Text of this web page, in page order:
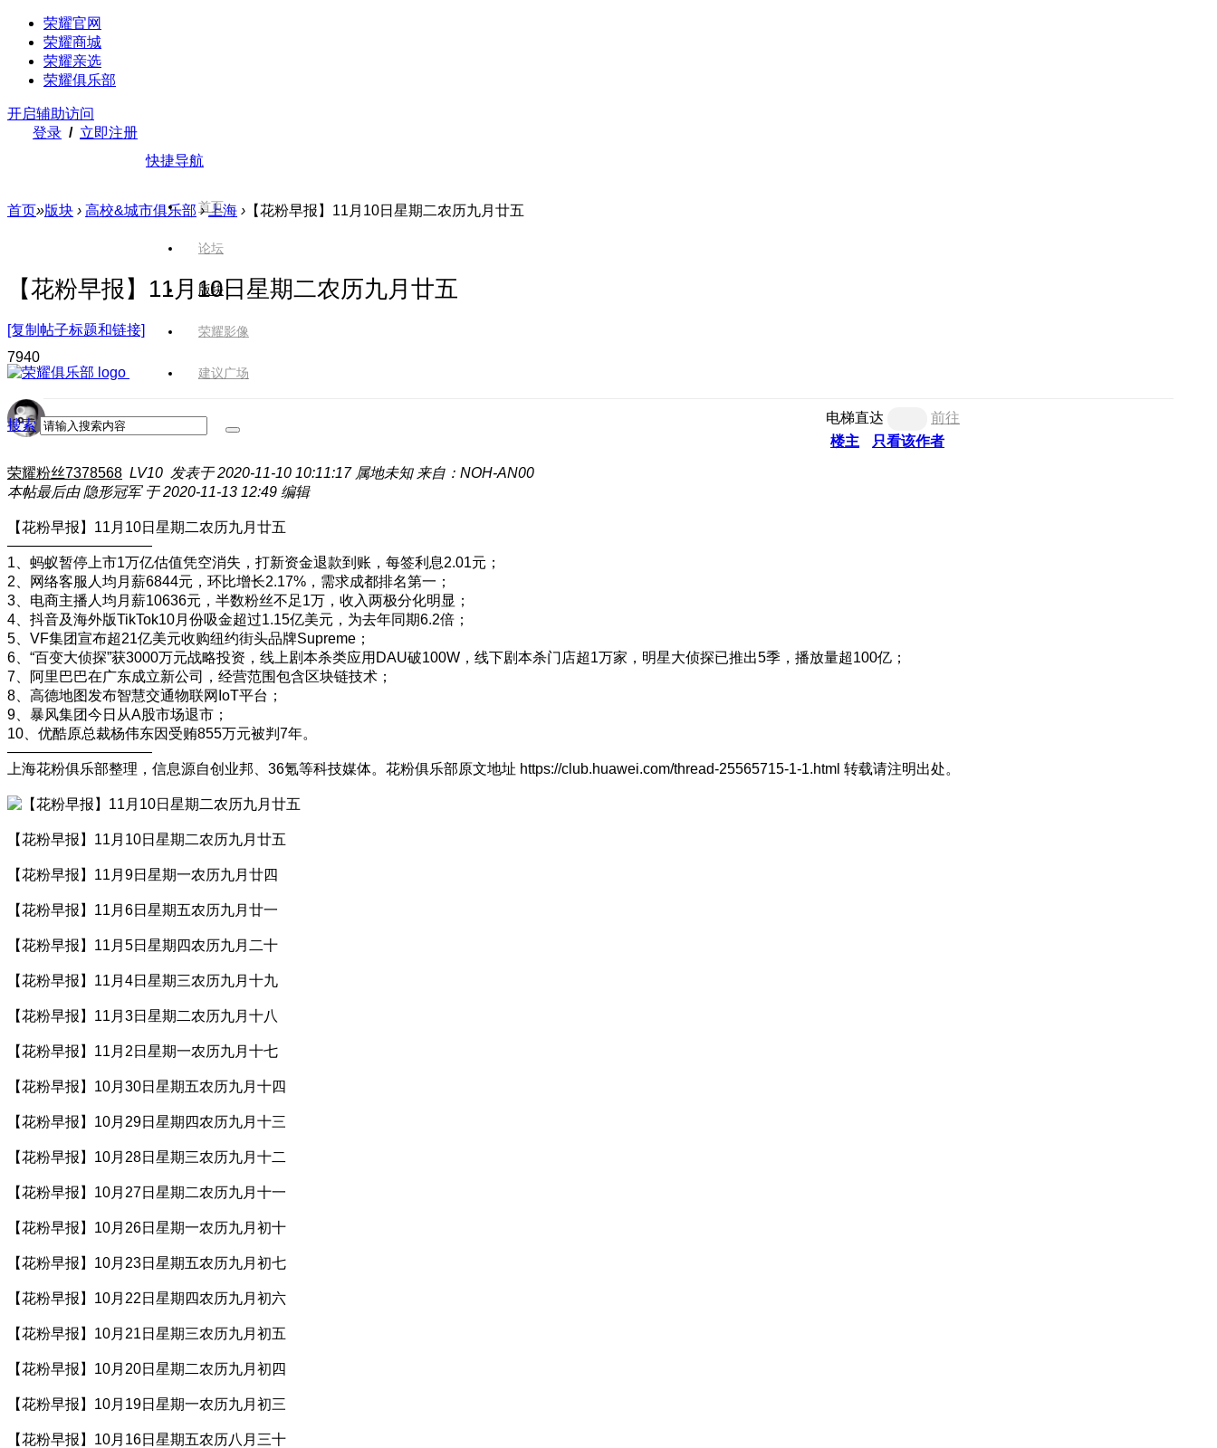
荣耀官网
荣耀商城
荣耀亲选
荣耀俱乐部
开启辅助访问
登录 / 立即注册
快捷导航
首页
论坛
版块
荣耀影像
建议广场
搜索
首页»版块 › 高校&城市俱乐部 › 上海 › 【花粉早报】11月10日星期二农历九月廿五
【花粉早报】11月10日星期二农历九月廿五
[复制帖子标题和链接]
7940
电梯直达
前往
楼主
只看该作者
荣耀粉丝7378568 LV10 发表于 2020-11-10 10:11:17 属地未知 来自：NOH-AN00
本帖最后由 隐形冠军 于 2020-11-13 12:49 编辑
【花粉早报】11月10日星期二农历九月廿五
——————————
1、蚂蚁暂停上市1万亿估值凭空消失，打新资金退款到账，每签利息2.01元；
2、网络客服人均月薪6844元，环比增长2.17%，需求成都排名第一；
3、​电商主播人均月薪10636元，半数粉丝不足1万，收入两极分化明显；
4、抖音及海外版TikTok10月份吸金超过1.15亿美元，为去年同期6.2倍；
5、VF集团宣布超21亿美元收购纽约街头品牌Supreme；
6、“百变大侦探”获3000万元战略投资，线上剧本杀类应用DAU破100W，线下剧本杀门店超1万家，明星大侦探已推出5季，播放量超100亿；
7、阿里巴巴在广东成立新公司，经营范围包含区块链技术；
8、高德地图发布智慧交通物联网IoT平台；
9、暴风集团今日从A股市场退市；
10、优酷原总裁杨伟东因受贿855万元被判7年。
——————————
上海花粉俱乐部整理，信息源自创业邦、36氪等科技媒体。花粉俱乐部原文地址 https://club.huawei.com/thread-25565715-1-1.html 转载请注明出处。
【花粉早报】11月10日星期二农历九月廿五
【花粉早报】11月9日星期一农历九月廿四
【花粉早报】11月6日星期五农历九月廿一
【花粉早报】11月5日星期四农历九月二十
【花粉早报】11月4日星期三农历九月十九
【花粉早报】11月3日星期二农历九月十八
【花粉早报】11月2日星期一农历九月十七
【花粉早报】10月30日星期五农历九月十四
【花粉早报】10月29日星期四农历九月十三
【花粉早报】10月28日星期三农历九月十二
【花粉早报】10月27日星期二农历九月十一
【花粉早报】10月26日星期一农历九月初十
【花粉早报】10月23日星期五农历九月初七
【花粉早报】10月22日星期四农历九月初六
【花粉早报】10月21日星期三农历九月初五
【花粉早报】10月20日星期二农历九月初四
【花粉早报】10月19日星期一农历九月初三
【花粉早报】10月16日星期五农历八月三十